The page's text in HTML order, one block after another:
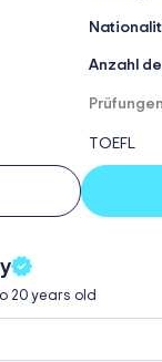
Anzahl
TOEFL
20 years old